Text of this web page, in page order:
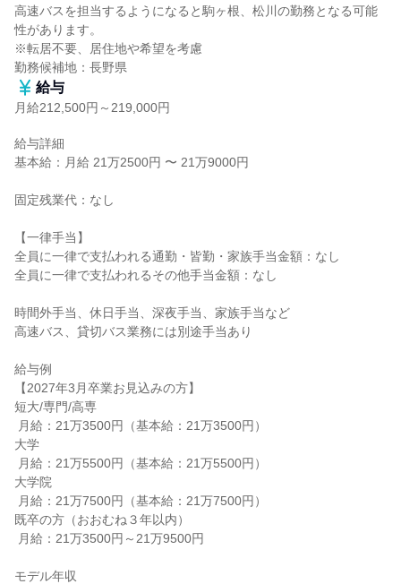
高速バスを担当するようになると駒ヶ根、松川の勤務となる可能
性があります。
※転居不要、居住地や希望を考慮
勤務候補地：長野県
給与
月給212,500円～219,000円
給与詳細
基本給：月給 21万2500円 〜 21万9000円
固定残業代：なし
【一律手当】
全員に一律で支払われる通勤・皆勤・家族手当金額：なし
全員に一律で支払われるその他手当金額：なし
時間外手当、休日手当、深夜手当、家族手当など
高速バス、貸切バス業務には別途手当あり
給与例
【2027年3月卒業お見込みの方】
短大/専門/高専
大学
大学院
既卒の方（おおむね３年以内）
モデル年収